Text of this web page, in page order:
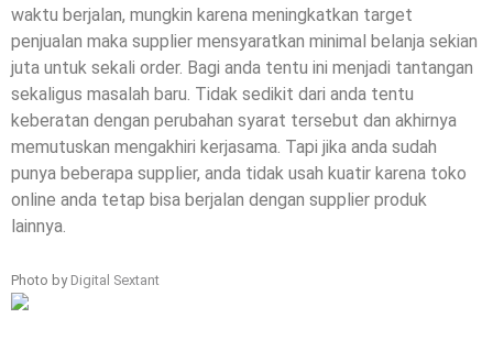
waktu berjalan, mungkin karena meningkatkan target
penjualan maka supplier mensyaratkan minimal belanja sekian
juta untuk sekali order. Bagi anda tentu ini menjadi tantangan
sekaligus masalah baru. Tidak sedikit dari anda tentu
keberatan dengan perubahan syarat tersebut dan akhirnya
memutuskan mengakhiri kerjasama. Tapi jika anda sudah
punya beberapa supplier, anda tidak usah kuatir karena toko
online anda tetap bisa berjalan dengan supplier produk
lainnya.
Photo by Digital Sextant